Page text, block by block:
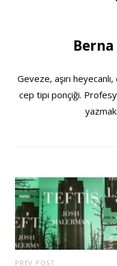
Berna
Geveze, aşırı
cep tipi ponçiği.
PREV POST